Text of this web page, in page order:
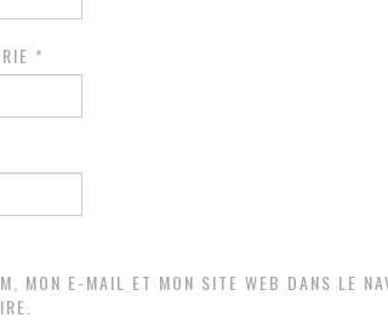
*
MON E-MAIL ET MON SITE WEB DANS LE